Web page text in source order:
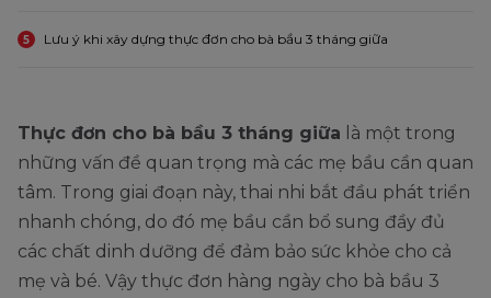
5 Lưu ý khi xây dựng thực đơn cho bà bầu 3 tháng giữa
Thực đơn cho bà bầu 3 tháng giữa là một trong
những vấn đề quan trọng mà các mẹ bầu cần quan
tâm. Trong giai đoạn này, thai nhi bắt đầu phát triển
nhanh chóng, do đó mẹ bầu cần bổ sung đầy đủ
các chất dinh dưỡng để đảm bảo sức khỏe cho cả
mẹ và bé. Vậy thực đơn hàng ngày cho bà bầu 3